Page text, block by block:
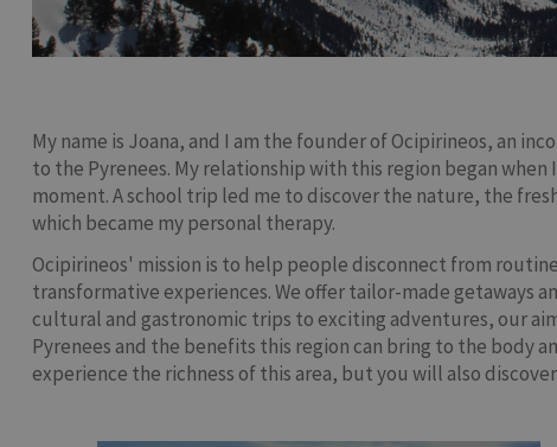
My name is Joana, and I am the founder of Ocipirineos, an
to the Pyrenees. My relationship with this region began when
moment. A school trip led me to discover the nature, the
which became my personal therapy.
Ocipirineos' mission is to help people disconnect from
transformative experiences. We offer tailor-made getaways
cultural and gastronomic trips to exciting adventures, our
Pyrenees and the benefits this region can bring to the body
experience the richness of this area, but you will also